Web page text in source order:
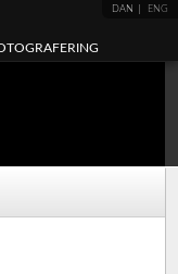
DAN ENG